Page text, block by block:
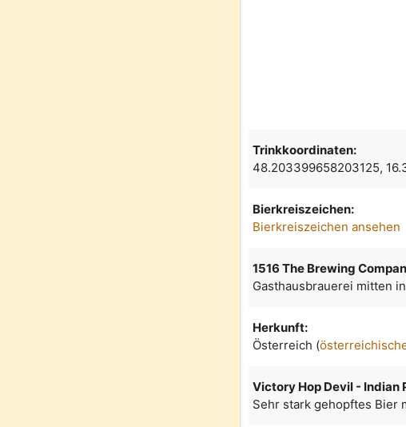
Trinkkoordinaten:
48.203399658203125,
Bierkreiszeichen:
Bierkreiszeichen ansehen
1516 The Brewing
Gasthausbrauerei mitten
Herkunft:
Österreich (
Victory Hop Devil - Indian
Sehr stark gehopftes Bier